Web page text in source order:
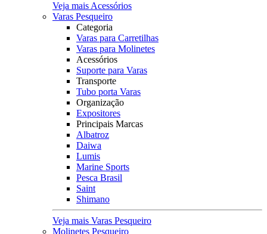
Veja mais Acessórios
Varas Pesqueiro
Categoria
Varas para Carretilhas
Varas para Molinetes
Acessórios
Suporte para Varas
Transporte
Tubo porta Varas
Organização
Expositores
Principais Marcas
Albatroz
Daiwa
Lumis
Marine Sports
Pesca Brasil
Saint
Shimano
Veja mais Varas Pesqueiro
Molinetes Pesqueiro